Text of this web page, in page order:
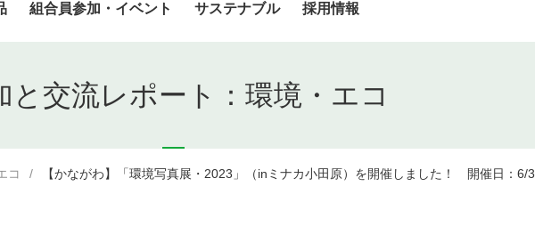
組合員参加・イベント サステナブル 採用情報
と交流レポート：環境・エコ
コ 【かながわ】「環境写真展・2023」（inミナカ小田原）を開催しました！ 開催日：6/3